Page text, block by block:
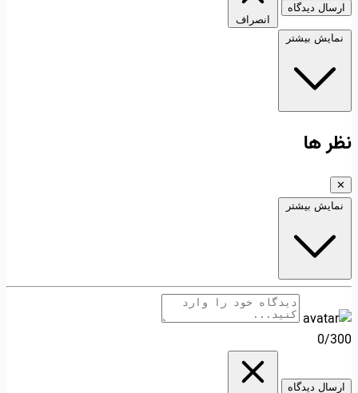
ارسال دیدگاه
انصراف
نمایش بیشتر
نظر ها
✕
نمایش بیشتر
0/300
ارسال دیدگاه